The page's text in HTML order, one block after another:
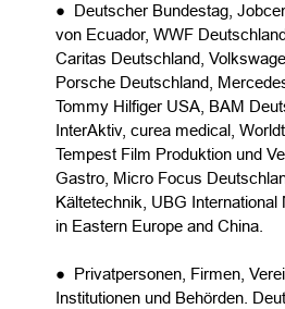
● Deutscher Bundestag,
von Ecuador, WWF
Caritas Deutschland,
Porsche Deutschland,
Tommy Hilfiger USA, BAM
InterAktiv, curea medical,
Tempest Film Produktion und
Gastro, Micro Focus
Kältetechnik, UBG
in Eastern Europe and China.
● Privatpersonen, Firmen,
Institutionen und Behörden.